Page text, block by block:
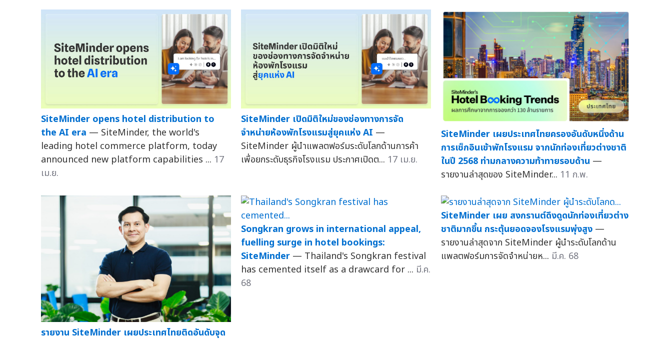
SiteMinder opens hotel distribution to
the AI era — SiteMinder, the world's
leading hotel commerce platform, today
announced new platform capabilities ... 17
เม.ย.
SiteMinder เปิดมิติใหม่ของช่องทางการจัด
จำหน่ายห้องพักโรงแรมสู่ยุคแห่ง AI —
SiteMinder ผู้นำแพลตฟอร์มระดับโลกด้านการค้า
เพื่อยกระดับธุรกิจโรงแรม ประกาศเปิดต... 17 เม.ย.
SiteMinder เผยประเทศไทยครองอันดับหนึ่งด้าน
การเช็กอินเข้าพักโรงแรม จากนักท่องเที่ยวต่างชาติ
ในปี 2568 ท่ามกลางความท้าทายรอบด้าน —
รายงานล่าสุดของ SiteMinder... 11 ก.พ.
รายงาน SiteMinder เผยประเทศไทยติดอันดับจุด
Songkran grows in international appeal,
fuelling surge in hotel bookings:
SiteMinder — Thailand's Songkran festival
has cemented itself as a drawcard for ... มี.ค.
68
SiteMinder เผย สงกรานต์ดึงดูดนักท่องเที่ยวต่าง
ชาติมากขึ้น กระตุ้นยอดจองโรงแรมพุ่งสูง —
รายงานล่าสุดจาก SiteMinder ผู้นำระดับโลกด้าน
แพลตฟอร์มการจัดจำหน่ายห... มี.ค. 68